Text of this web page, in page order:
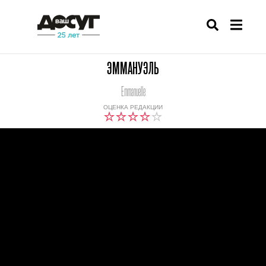
ЭММАНУЭЛЬ
ОЦЕНКА РЕДАКЦИИ
Emmanuelle